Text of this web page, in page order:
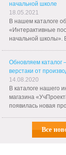
начальной школе
18.05.2021
В нашем каталоге
«Интерактивные
начальной школы».
Обновляем каталог
верстаки от
14.08.2020
В каталоге нашего
магазина
появилась новая
Все